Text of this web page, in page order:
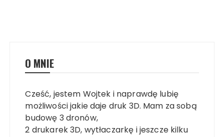
O MNIE
Cześć, jestem Wojtek i naprawdę lubię
możliwości jakie daje druk 3D. Mam za sobą
budowę 3 dronów,
2 drukarek 3D, wytłaczarkę i jeszcze kilku